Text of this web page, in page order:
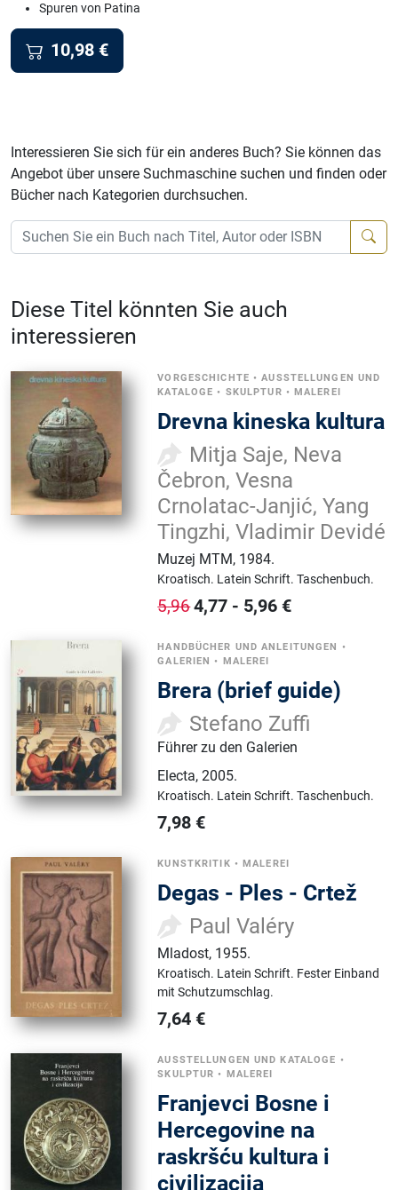
Spuren von Patina
10,98 €
Interessieren Sie sich für ein anderes Buch? Sie können das
Angebot über unsere Suchmaschine suchen und finden oder
Bücher nach Kategorien durchsuchen.
Diese Titel könnten Sie auch
interessieren
VORGESCHICHTE •AUSSTELLUNGEN UND
KATALOGE • SKULPTUR •MALEREI
Drevna kineska kultura
Mitja Saje, Neva
Čebron, Vesna
Crnolatac-Janjić, Yang
Tingzhi, Vladimir Devidé
Muzej MTM, 1984.
Kroatisch. Latein Schrift.Taschenbuch.
5,964,77 - 5,96 €
HANDBÜCHER UND ANLEITUNGEN •
GALERIEN • MALEREI
Brera (brief guide)
Stefano Zuffi
Führer zu den Galerien
Electa,2005.
Kroatisch. Latein Schrift.Taschenbuch.
7,98 €
KUNSTKRITIK •MALEREI
Degas - Ples - Crtež
Paul Valéry
Mladost, 1955.
Kroatisch. Latein Schrift. Fester Einband
mit Schutzumschlag.
7,64 €
AUSSTELLUNGEN UND KATALOGE •
SKULPTUR • MALEREI
Franjevci Bosne i
Hercegovine na
raskršću kultura i
civilizacija